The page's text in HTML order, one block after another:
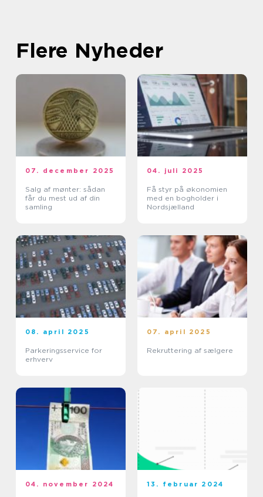
Flere Nyheder
07. december 2025
Salg af mønter: sådan
får du mest ud af din
samling
04. juli 2025
Få styr på økonomien
med en bogholder i
Nordsjælland
08. april 2025
Parkeringsservice for
erhverv
07. april 2025
Rekruttering af sælgere
04. november 2024 13. februar 2024